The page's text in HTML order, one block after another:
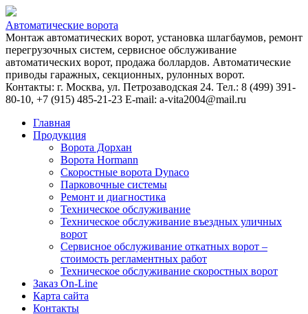
Автоматические ворота
Монтаж автоматических ворот, установка шлагбаумов, ремонт
перегрузочных систем, сервисное обслуживание
автоматических ворот, продажа боллардов. Автоматические
приводы гаражных, секционных, рулонных ворот.
Контакты: г. Москва, ул. Петрозаводская 24. Тел.: 8 (499) 391-
80-10, +7 (915) 485-21-23 E-mail: a-vita2004@mail.ru
Главная
Продукция
Ворота Дорхан
Ворота Hormann
Скоростные ворота Dynaco
Парковочные системы
Ремонт и диагностика
Техническое обслуживание
Техническое обслуживание въездных уличных
ворот
Сервисное обслуживание откатных ворот –
стоимость регламентных работ
Техническое обслуживание скоростных ворот
Заказ On-Line
Карта сайта
Контакты